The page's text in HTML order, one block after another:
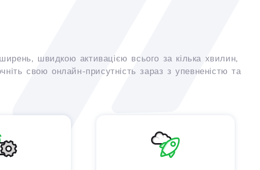
швидкою активацією всього за кілька хвилин,
свою онлайн-присутність зараз з упевненістю та